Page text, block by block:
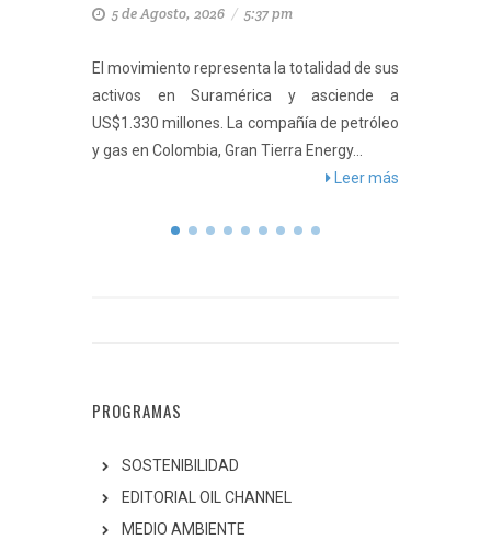
5 de Agosto, 2026 / 5:37 pm
El movimiento representa la totalidad de sus
activos en Suramérica y asciende a
US$1.330 millones. La compañía de petróleo
y gas en Colombia, Gran Tierra Energy...
Leer más
PROGRAMAS
SOSTENIBILIDAD
EDITORIAL OIL CHANNEL
MEDIO AMBIENTE